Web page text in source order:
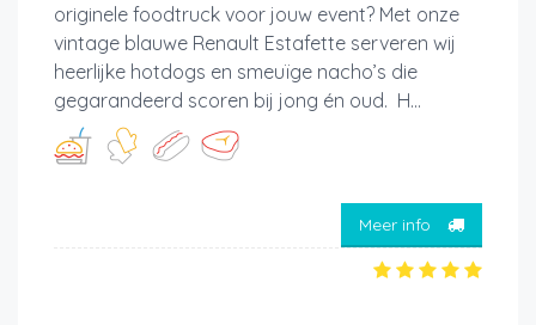
originele foodtruck voor jouw event? Met onze
vintage blauwe Renault Estafette serveren wij
heerlijke hotdogs en smeuïge nacho’s die
gegarandeerd scoren bij jong én oud. H...
Meer info